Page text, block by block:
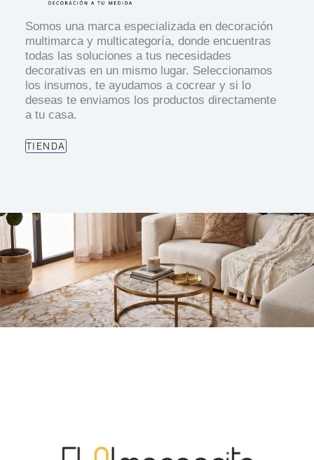
Somos una marca especializada en decoración
multimarca y multicategoría, donde encuentras
todas las soluciones a tus necesidades
decorativas en un mismo lugar. Seleccionamos
los insumos, te ayudamos a cocrear y si lo
deseas te enviamos los productos directamente
a tu casa.
TIENDA